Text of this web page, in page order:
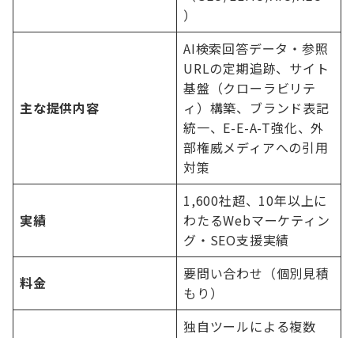
）
主な提供内容
AI検索回答データ・参照
URLの定期追跡、サイト
基盤（クローラビリテ
ィ）構築、ブランド表記
統一、E-E-A-T強化、外
部権威メディアへの引用
対策
実績
1,600社超、10年以上に
わたるWebマーケティン
グ・SEO支援実績
料金
要問い合わせ（個別見積
もり）
独自ツールによる複数